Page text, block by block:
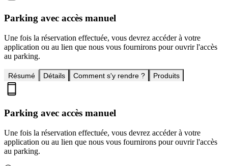
Parking avec accès manuel
Une fois la réservation effectuée, vous devrez accéder à votre
application ou au lien que nous vous fournirons pour ouvrir l'accès
au parking.
Résumé Détails Comment s'y rendre ? Produits
Parking avec accès manuel
Une fois la réservation effectuée, vous devrez accéder à votre
application ou au lien que nous vous fournirons pour ouvrir l'accès
au parking.